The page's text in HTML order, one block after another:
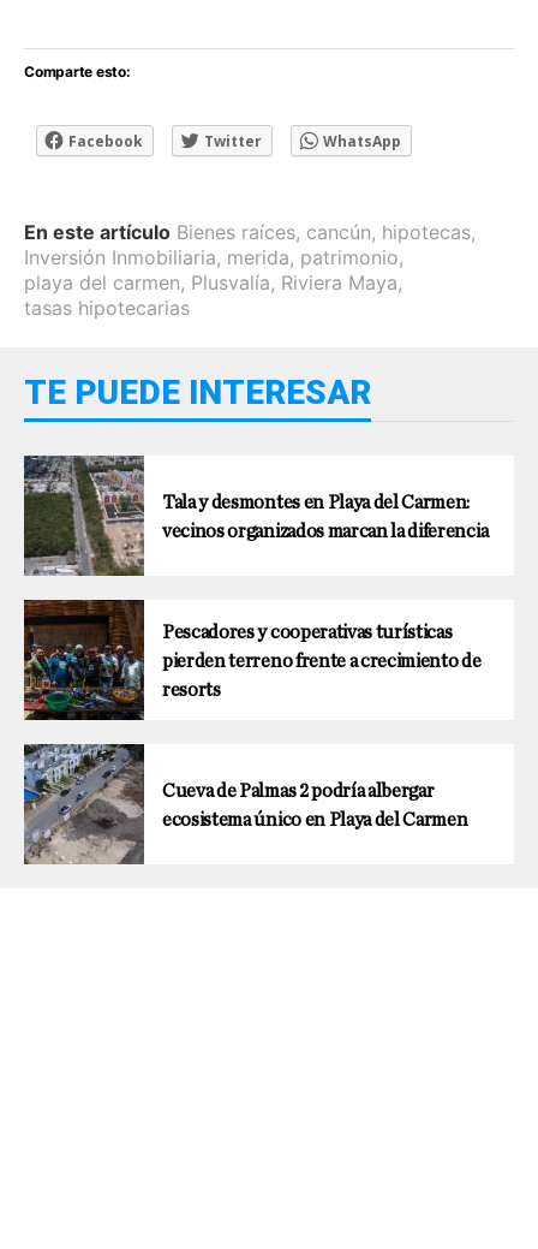
Comparte esto:
Facebook Twitter WhatsApp
En este artículo Bienes raíces, cancún, hipotecas,
Inversión Inmobiliaria, merida, patrimonio,
playa del carmen, Plusvalía, Riviera Maya,
tasas hipotecarias
TE PUEDE INTERESAR
Tala y desmontes en Playa del Carmen:
vecinos organizados marcan la diferencia
Pescadores y cooperativas turísticas
pierden terreno frente a crecimiento de
resorts
Cueva de Palmas 2 podría albergar
ecosistema único en Playa del Carmen